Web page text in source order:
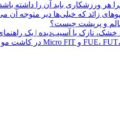
ورزشکاری باید آن را داشته
زائد که خیلی‌ها دیر متوجه آن
و پرپشت چیست؟
نازک یا آسیب‌دیده | یک